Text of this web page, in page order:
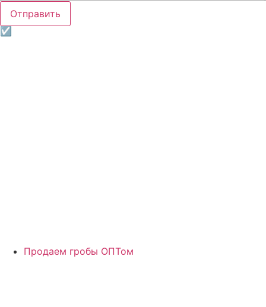
Отправить
☑Нажимая на кнопку «Отправить» вы даете
на обработку персональных данных
Продаем гробы ОПТом